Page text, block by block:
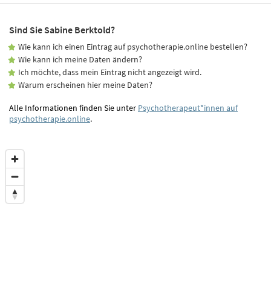
Sind Sie Sabine Berktold?
Wie kann ich einen Eintrag auf psychotherapie.online bestellen?
Wie kann ich meine Daten ändern?
Ich möchte, dass mein Eintrag nicht angezeigt wird.
Warum erscheinen hier meine Daten?
Alle Informationen finden Sie unter Psychotherapeut*innen auf
psychotherapie.online.